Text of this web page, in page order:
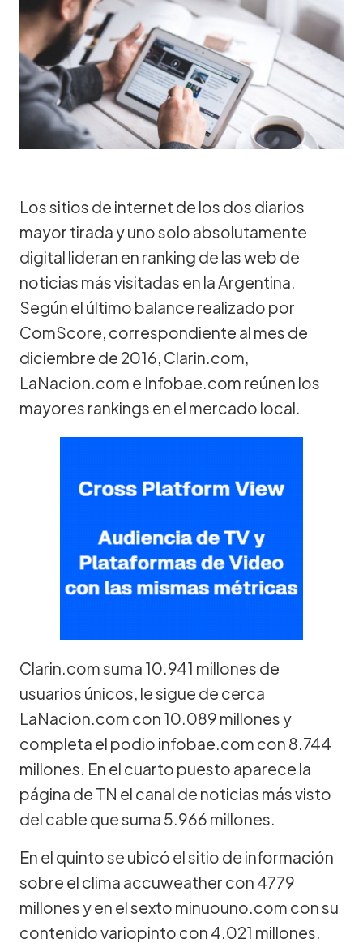
Los sitios de internet de los dos diarios
mayor tirada y uno solo absolutamente
digital lideran en ranking de las web de
noticias más visitadas en la Argentina.
Según el último balance realizado por
ComScore, correspondiente al mes de
diciembre de 2016, Clarin.com,
LaNacion.com e Infobae.com reúnen los
mayores rankings en el mercado local.
Clarin.com suma 10.941 millones de
usuarios únicos, le sigue de cerca
LaNacion.com con 10.089 millones y
completa el podio infobae.com con 8.744
millones. En el cuarto puesto aparece la
página de TN el canal de noticias más visto
del cable que suma 5.966 millones.
En el quinto se ubicó el sitio de información
sobre el clima accuweather con 4779
millones y en el sexto minuouno.com con su
contenido variopinto con 4.021 millones.